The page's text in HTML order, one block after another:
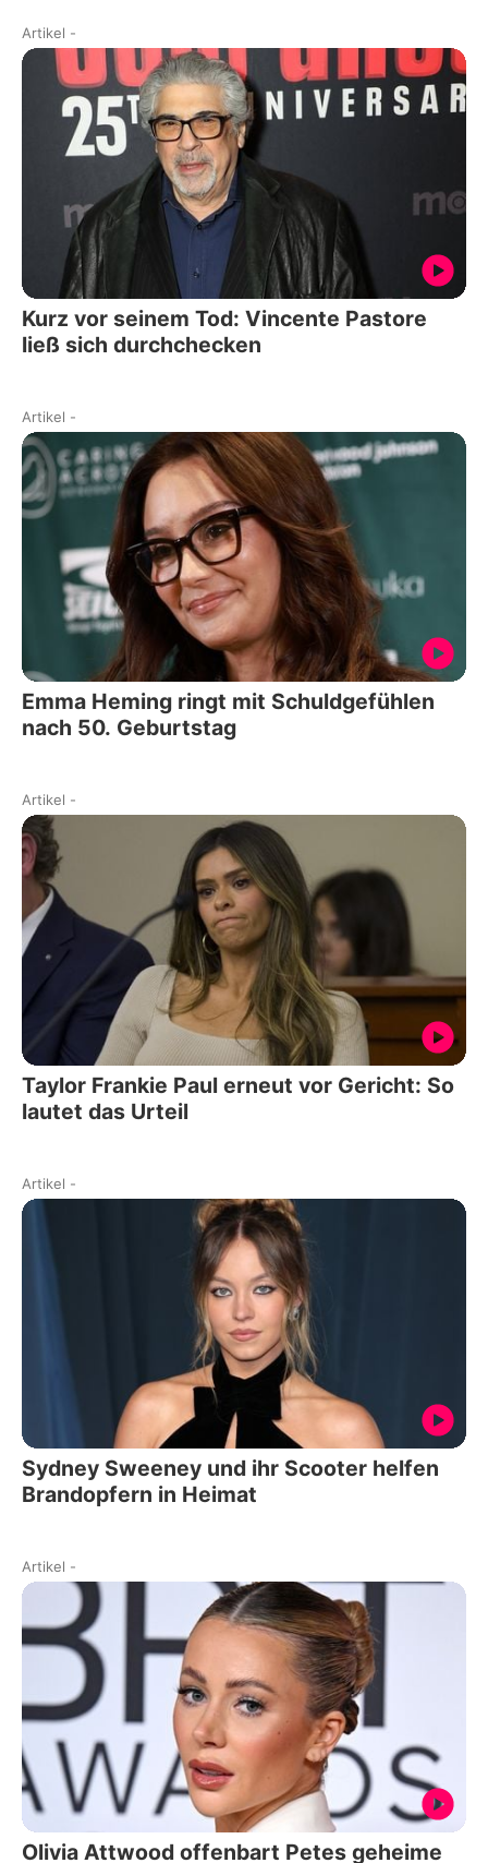
Artikel -
Kurz vor seinem Tod: Vincente Pastore
ließ sich durchchecken
Artikel -
Emma Heming ringt mit Schuldgefühlen
nach 50. Geburtstag
Artikel -
Taylor Frankie Paul erneut vor Gericht: So
lautet das Urteil
Artikel -
Sydney Sweeney und ihr Scooter helfen
Brandopfern in Heimat
Artikel -
Olivia Attwood offenbart Petes geheime